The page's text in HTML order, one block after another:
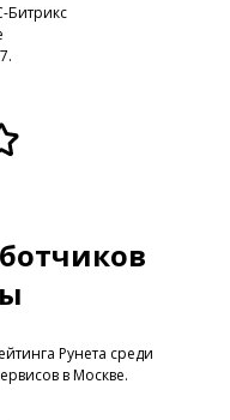
Битрикс
Рунета среди
в Москве.